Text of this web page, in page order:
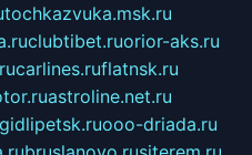
tochkazvuka.msk.ru
clubtibet.ruorior-aks.ru
carlines.ruflatnsk.ru
astroline.net.ru
gidlipetsk.ruooo-driada.ru